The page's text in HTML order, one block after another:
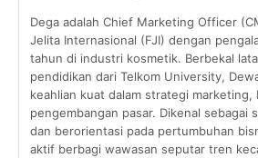
Dega adalah Chief Marketing Officer
Jelita Internasional (FJI) dengan
tahun di industri kosmetik. Berbekal
pendidikan dari Telkom University,
keahlian kuat dalam strategi marketing,
pengembangan pasar. Dikenal sebagai
dan berorientasi pada pertumbuhan
aktif berbagi wawasan seputar tren